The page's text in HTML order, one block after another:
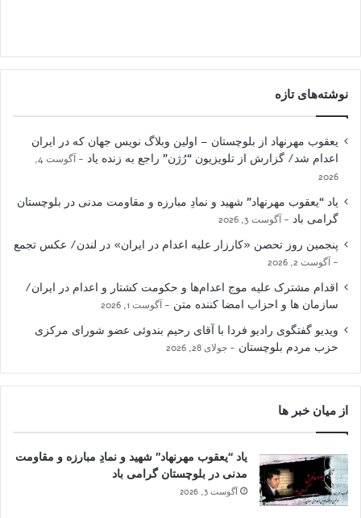
نوشته‌های تازه
یعقوب مهرنهاد از بلوچستان – اولین وبلاگ نویس جهان که در ایران
اعدام شد/ گزارش از تلویزیون “رُژن” راجع به زنده یاد
آگوست 4,
2026
یاد “یعقوب مهرنهاد” شهید و نمادِ مبارزه و مقاومت مدنی در بلوچستان
گرامی باد
آگوست 3, 2026
پنجمین روز تحصن «کارزار علیه اعدام در ایران» در لندن/ عکس تجمع
آگوست 2, 2026
اقدام مشترک علیه موج اعدام‌ها و حکومت کشتار و اعدام در ایران/
سازمان ها و احزاب امضا کننده متن
آگوست 1, 2026
ویدیو گفتگوی رادیو فردا با آقای رحیم بندوئی عضو شورای مرکزی
حزب مردم بلوچستان
جولای 28, 2026
از میان خبر ها
یاد “یعقوب مهرنهاد” شهید و نمادِ مبارزه و مقاومت
مدنی در بلوچستان گرامی باد
آگوست 3, 2026